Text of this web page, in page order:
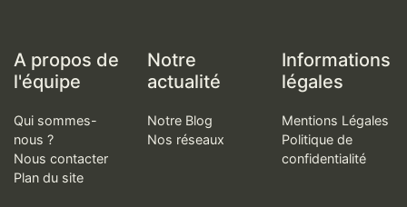
A propos de
l'équipe
Qui sommes-
nous ?
Nous contacter
Plan du site
Notre
actualité
Notre Blog
Nos réseaux
Informations
légales
Mentions Légales
Politique de
confidentialité